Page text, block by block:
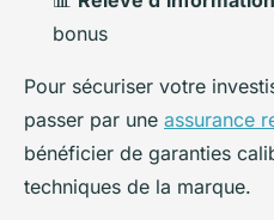
bonus
Pour sécuriser votre
passer par une assurance
bénéficier de garanties
techniques de la marque.